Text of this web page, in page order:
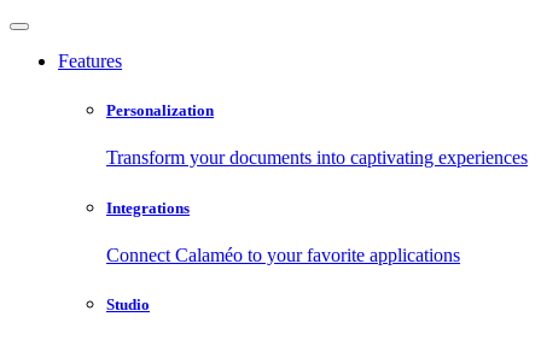
Features
Personalization
Transform your documents into captivating experiences
Integrations
Connect Calaméo to your favorite applications
Studio